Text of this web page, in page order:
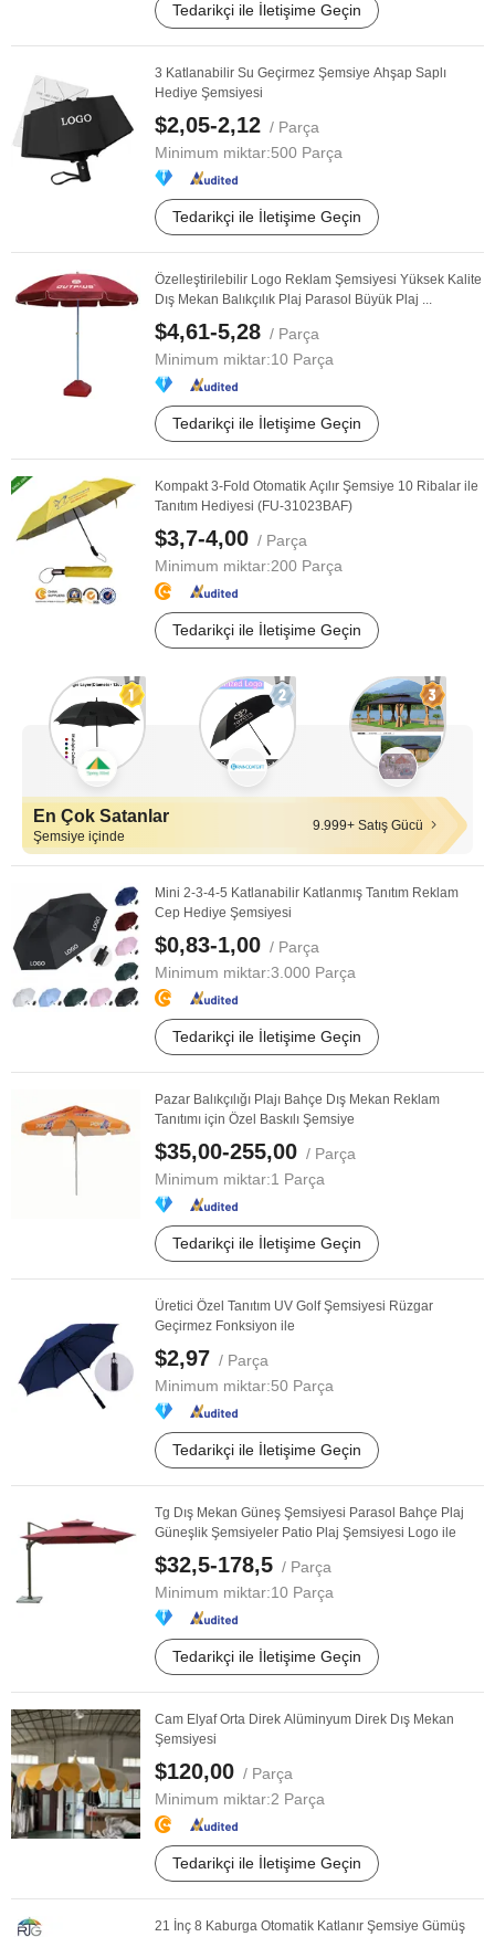
Tedarikçi ile İletişime Geçin
3 Katlanabilir Su Geçirmez Şemsiye Ahşap Saplı
Hediye Şemsiyesi
$2,05-2,12 / Parça
Minimum miktar:500 Parça
Tedarikçi ile İletişime Geçin
Özelleştirilebilir Logo Reklam Şemsiyesi Yüksek Kalite
Dış Mekan Balıkçılık Plaj Parasol Büyük Plaj ...
$4,61-5,28 / Parça
Minimum miktar:10 Parça
Tedarikçi ile İletişime Geçin
Kompakt 3-Fold Otomatik Açılır Şemsiye 10 Ribalar ile
Tanıtım Hediyesi (FU-31023BAF)
$3,7-4,00 / Parça
Minimum miktar:200 Parça
Tedarikçi ile İletişime Geçin
En Çok Satanlar
Şemsiye içinde
9.999+ Satış Gücü
Mini 2-3-4-5 Katlanabilir Katlanmış Tanıtım Reklam
Cep Hediye Şemsiyesi
$0,83-1,00 / Parça
Minimum miktar:3.000 Parça
Tedarikçi ile İletişime Geçin
Pazar Balıkçılığı Plajı Bahçe Dış Mekan Reklam
Tanıtımı için Özel Baskılı Şemsiye
$35,00-255,00 / Parça
Minimum miktar:1 Parça
Tedarikçi ile İletişime Geçin
Üretici Özel Tanıtım UV Golf Şemsiyesi Rüzgar
Geçirmez Fonksiyon ile
$2,97 / Parça
Minimum miktar:50 Parça
Tedarikçi ile İletişime Geçin
Tg Dış Mekan Güneş Şemsiyesi Parasol Bahçe Plaj
Güneşlik Şemsiyeler Patio Plaj Şemsiyesi Logo ile
$32,5-178,5 / Parça
Minimum miktar:10 Parça
Tedarikçi ile İletişime Geçin
Cam Elyaf Orta Direk Alüminyum Direk Dış Mekan
Şemsiyesi
$120,00 / Parça
Minimum miktar:2 Parça
Tedarikçi ile İletişime Geçin
21 İnç 8 Kaburga Otomatik Katlanır Şemsiye Gümüş